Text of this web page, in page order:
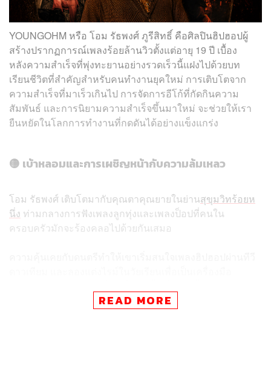
YOUNGOHM หรือ โอม รัธพงศ์ ภูรีสิทธิ์ คือศิลปินฮิปฮอปผู้
สร้างปรากฏการณ์เพลงร้อยล้านวิวตั้งแต่อายุ 19 ปี เบื้อง
หลังความสำเร็จที่พุ่งทะยานอย่างรวดเร็วนี้แฝงไปด้วยบท
เรียนชีวิตที่สำคัญสำหรับคนทำงานยุคใหม่ การเติบโตจาก
ความสำเร็จที่มาเร็วเกินไป การจัดการอีโก้ที่กัดกินความ
สัมพันธ์ และการนิยามความสำเร็จขึ้นมาใหม่ จะช่วยให้เรา
ยืนหยัดในโลกการทำงานที่กดดันได้อย่างแข็งแกร่ง
🟡 เบ้าหลอมและการเผชิญหน้ากับความล้มเหลว
โอม รัธพงศ์ เติบโตมากับคุณตาคุณยายในย่านสุขุมวิทร้อยห
นึ่ง ท่ามกลางการฟังเพลงลูกทุ่งและเพลงป็อปที่คนใน
ครอบครัวมักจะร้องคลอไปด้วยกันเสมอ
Rap is Now ครั้งแรกแล้วเกิดความผิดพลาดจนตระหนักว่า
READ MORE